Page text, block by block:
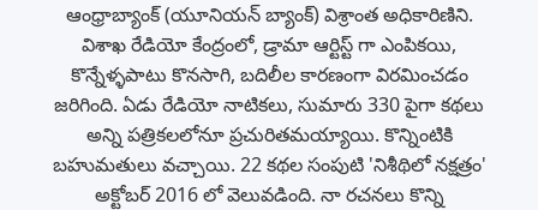
ఆంధ్రాబ్యాంక్ (యూనియన్ బ్యాంక్) విశ్రాంత అధికారిణిని.
విశాఖ రేడియో కేంద్రంలో, డ్రామా ఆర్టిస్ట్ గా ఎంపికయి,
కొన్నేళ్ళపాటు కొనసాగి, బదిలీల కారణంగా విరమించడం
జరిగింది. ఏడు రేడియో నాటికలు, సుమారు 330 పైగా కథలు
అన్ని పత్రికలలోనూ ప్రచురితమయ్యాయి. కొన్నింటికి
బహుమతులు వచ్చాయి. 22 కథల సంపుటి 'నిశీథిలో నక్షత్రం'
అక్టోబర్ 2016 లో వెలువడింది. నా రచనలు కొన్ని